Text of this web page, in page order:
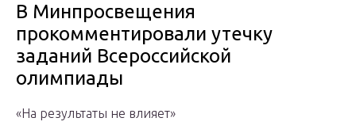
В Минпросвещения
прокомментировали утечку
заданий Всероссийской
олимпиады
«На результаты не влияет»